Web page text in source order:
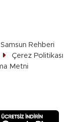
Samsun Rehberi
Çerez Politikası
Metni